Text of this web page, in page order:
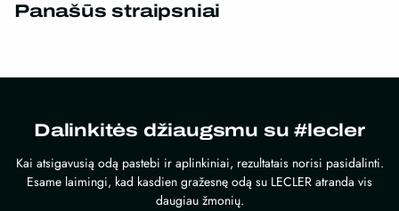
Panašūs straipsniai
Dalinkitės džiaugsmu su #lecler
Kai atsigavusią odą pastebi ir aplinkiniai, rezultatais norisi pasidalinti.
Esame laimingi, kad kasdien gražesnę odą su LECLER atranda vis
daugiau žmonių.